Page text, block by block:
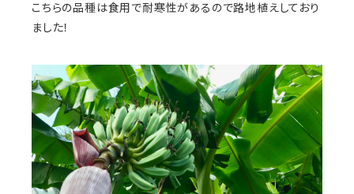
こちらの品種は食用で耐寒性があるので路地植えしており
ました！